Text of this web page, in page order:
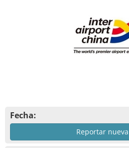
Fecha:
Reportar